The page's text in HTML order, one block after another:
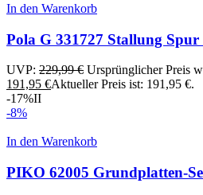
In den Warenkorb
Pola G 331727 Stallung Spur
UVP: 229,99€ Ursprünglicher Preis
191,95 €Aktueller Preis ist: 191,95 €.
-17%II
-8%
In den Warenkorb
PIKO 62005 Grundplatten-